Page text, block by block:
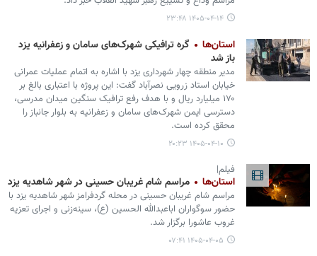
۱۴۰۵-۰۴-۱۴ ۲۳:۴۸
استان‌ها
گره ترافیکی شهرک‌های سامان و زعفرانیه یزد
باز شد
مدیر منطقه چهار شهرداری یزد با اشاره به اتمام عملیات عمرانی
خیابان استاد زرویی نصرآباد گفت: این پروژه با اعتباری بالغ بر
۱۷۰ میلیارد ریال و با هدف رفع ترافیک سنگین میدان مدرسی،
دسترسی ایمن شهرک‌های سامان و زعفرانیه به بلوار جانباز را
محقق کرده است.
۱۴۰۵-۰۴-۱۰ ۲۰:۲۳
فیلم|
استان‌ها مراسم شام غریبان حسینی در شهر شاهدیه یزد
مراسم شام غریبان حسینی در محله گردفرامز شهر شاهدیه یزد با
حضور سوگواران اباعبدالله الحسین (ع)، سینه‌زنی و اجرای تعزیه
غروب عاشورا برگزار شد.
۱۴۰۵-۰۴-۰۵ ۰۷:۴۱